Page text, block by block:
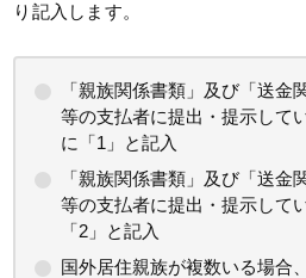
り記入します。
「親族関係書類」及び「送金
等の支払者に提出・提示し
に「1」と記入
「親族関係書類」及び「送金
等の支払者に提出・提示し
「2」と記入
国外居住親族が複数いる場合